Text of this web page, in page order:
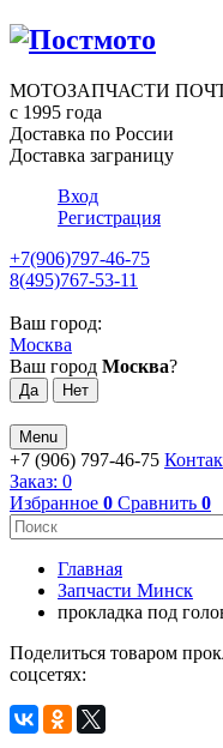
МОТОЗАПЧАСТИ
с 1995 года
Доставка по России
Доставка заграницу
Вход
Регистрация
+7(906)797-46-75
8(495)767-53-11
Ваш город:
Москва
Ваш город Москва?
Menu
+7 (906) 797-46-75
Заказ: 0
Избранное 0 Сравнить 0
Главная
Запчасти Минск
прокладка под
Поделиться товаром
соцсетях: